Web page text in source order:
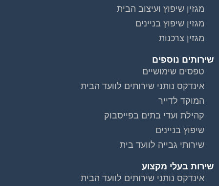
מגזין שיפוץ ועיצוב הבית
מגזין שיפוץ בניינים
מגזין צרכנות
שירותים נוספים
טפסים שימושיים
אינדקס נותני שירותים לוועד הבית
המוקד לדייר
קהילת ועדי בתים בפייסבוק
שיפוץ בניינים
שירותי גבייה לוועד בית
שירות בעלי מקצוע
אינדקס נותני שירותים לוועד הבית